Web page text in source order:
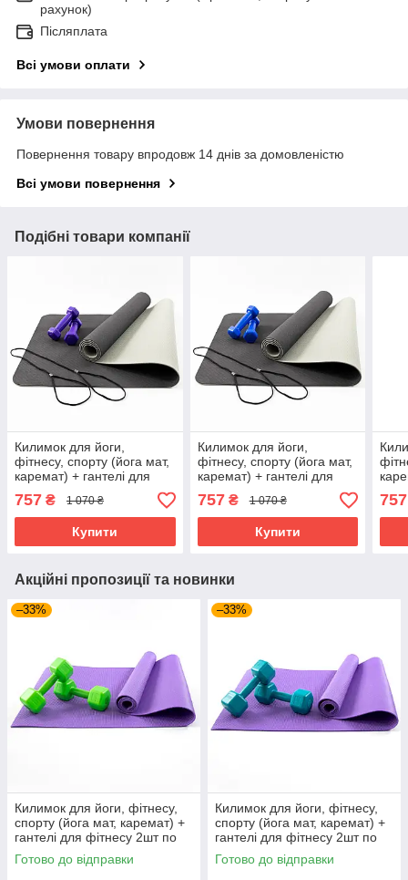
рахунок)
Післяплата
Всі умови оплати
Умови повернення
Повернення товару впродовж 14 днів за домовленістю
Всі умови повернення
Подібні товари компанії
Килимок для йоги,
фітнесу, спорту (йога мат,
каремат) + гантелі для
фітнесу 2шт по 0.5кг
OSPORT Set 62 (n-0092)
Чорно-фіолетовий
757 ₴ 1 070 ₴
Купити
Килимок для йоги,
фітнесу, спорту (йога мат,
каремат) + гантелі для
фітнесу 2шт по 0.5кг
OSPORT Set 62 (n-0092)
Чорно-синій
757₴ 1 070 ₴
Купити
757
Акційні пропозиції та новинки
–33%
Килимок для йоги, фітнесу,
спорту (йога мат, каремат) +
гантелі для фітнесу 2шт по
2кг OSPORT Set 82 (n-0112)
Фіолетово-салатовий
Готово до відправки
–33%
Килимок для йоги, фітнесу,
спорту (йога мат, каремат) +
гантелі для фітнесу 2шт по
2кг OSPORT Set 82 (n-0112)
Фіолетово-бірюзовий
Готово до відправки